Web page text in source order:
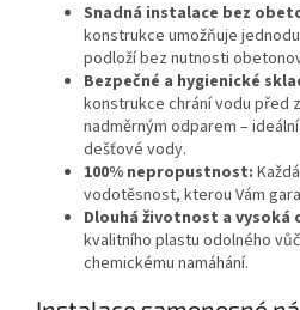
Snadná instalace bez
konstrukce umožňuje
podloží bez nutnosti
Bezpečné a hygienické
konstrukce chrání vodu před
nadměrným odparem –
dešťové vody.
100% nepropustnost:
vodotěsnost, kterou Vám
Dlouhá životnost a vysoká
kvalitního plastu odolného
chemickému namáhání.